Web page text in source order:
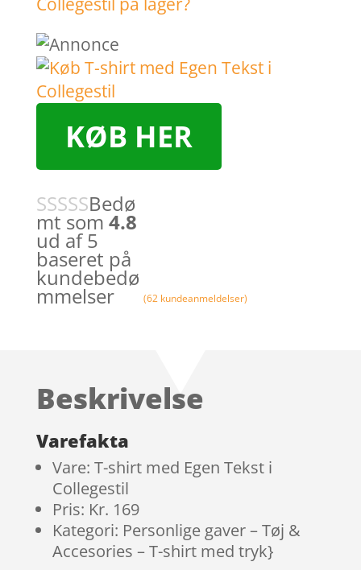
KØB HER
Bedø
mt som 4.8
ud af 5
baseret på
kundebedø
mmelser (62 kundeanmeldelser)
Beskrivelse
Varefakta
Vare: T-shirt med Egen Tekst i
Collegestil
Pris: Kr. 169
Kategori: Personlige gaver – Tøj &
Accesories – T-shirt med tryk}